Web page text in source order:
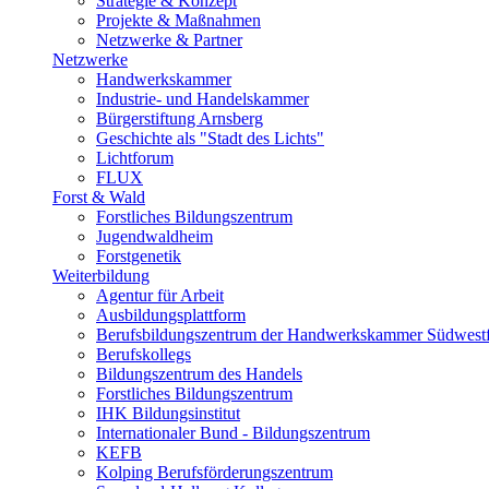
Projekte & Maßnahmen
Netzwerke & Partner
Netzwerke
Handwerkskammer
Industrie- und Handelskammer
Bürgerstiftung Arnsberg
Geschichte als "Stadt des Lichts"
Lichtforum
FLUX
Forst & Wald
Forstliches Bildungszentrum
Jugendwaldheim
Forstgenetik
Weiterbildung
Agentur für Arbeit
Ausbildungsplattform
Berufsbildungszentrum der Handwerkskammer
Berufskollegs
Bildungszentrum des Handels
Forstliches Bildungszentrum
IHK Bildungsinstitut
Internationaler Bund - Bildungszentrum
KEFB
Kolping Berufsförderungszentrum